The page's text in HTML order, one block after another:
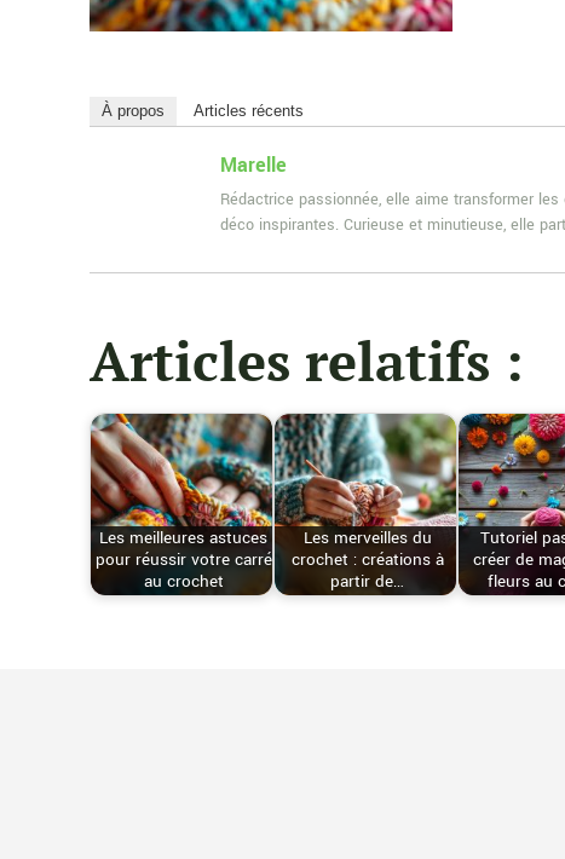
À propos Articles récents
Marelle
Rédactrice passionnée, elle aime transformer
déco inspirantes. Curieuse et minutieuse, elle
Articles relatifs :
Les meilleures astuces
pour réussir votre carré
au crochet
Les merveilles du
crochet : créations à
partir de…
Tutoriel
créer de
fleurs au